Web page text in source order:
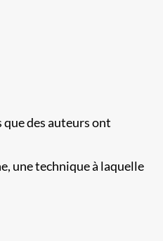
des auteurs ont
une technique à laquelle